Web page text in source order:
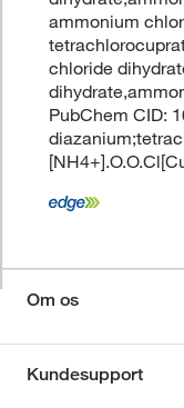
ammonium
chloride
PubChem CID:
Om os
Kundesupport